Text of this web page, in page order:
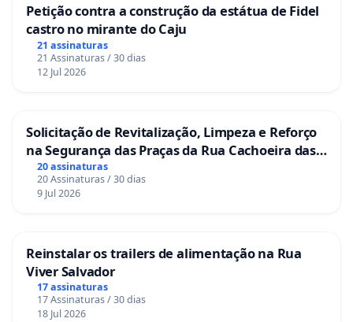
Petição contra a construção da estátua de Fidel
castro no mirante do Caju
21 assinaturas
21 Assinaturas / 30 dias
12 Jul 2026
Solicitação de Revitalização, Limpeza e Reforço
na Segurança das Praças da Rua Cachoeira das
Sete Ilhas
20 assinaturas
20 Assinaturas / 30 dias
9 Jul 2026
Reinstalar os trailers de alimentação na Rua
Viver Salvador
17 assinaturas
17 Assinaturas / 30 dias
18 Jul 2026